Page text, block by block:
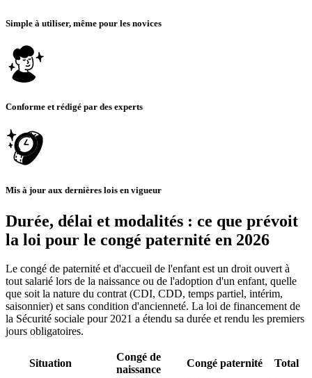
Simple à utiliser, même pour les novices
Conforme et rédigé par des experts
Mis à jour aux dernières lois en vigueur
Durée, délai et modalités : ce que prévoit
la loi pour le congé paternité en 2026
Le congé de paternité et d'accueil de l'enfant est un droit ouvert à
tout salarié lors de la naissance ou de l'adoption d'un enfant, quelle
que soit la nature du contrat (CDI, CDD, temps partiel, intérim,
saisonnier) et sans condition d'ancienneté. La loi de financement de
la Sécurité sociale pour 2021 a étendu sa durée et rendu les premiers
jours obligatoires.
Situation
Congé de
naissance
Congé paternité Total